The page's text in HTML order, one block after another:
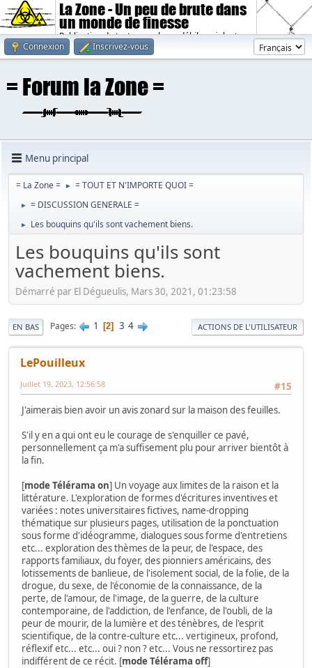
La Zone - Un peu de brute dans
un monde de finesse
Publication de textes sombres, débiles, violents.
Connexion
Inscrivez-vous
Menu principal
= La Zone = ► = TOUT ET N'IMPORTE QUOI =
► = DISCUSSION GENERALE =
► Les bouquins qu'ils sont vachement biens.
Les bouquins qu'ils sont
vachement biens.
Démarré par El Dégueulis, Mars 30, 2021, 01:23:58
EN BAS Pages 1 2 3 4 ACTIONS DE L'UTILISATEUR
LePouilleux
#15
Juillet 19, 2023, 12:56:58
J'aimerais bien avoir un avis zonard sur la maison des feuilles.
S'il y en a qui ont eu le courage de s'enquiller ce pavé,
personnellement ça m'a suffisement plu pour arriver bientôt à
la fin.
[mode Télérama on] Un voyage aux limites de la raison et la
littérature. L'exploration de formes d'écritures inventives et
variées : notes universitaires fictives, name-dropping
thématique sur plusieurs pages, utilisation de la ponctuation
sous forme d'idéogramme, dialogues sous forme d'entretiens
etc... exploration des thèmes de la peur, de l'espace, des
rapports familiaux, du foyer, des pionniers américains, des
lotissements de banlieue, de l'isolement social, de la folie, de la
drogue, du sexe, de l'économie de la connaissance, de la
perte, de l'amour, de l'image, de la guerre, de la culture
contemporaine, de l'addiction, de l'enfance, de l'oubli, de la
peur de mourir, de la lumière et des ténèbres, de l'esprit
scientifique, de la contre-culture etc... vertigineux, profond,
réflexif etc... etc... oui ? non ? etc... Vous ne ressortirez pas
indifférent de ce récit. [mode Télérama off]